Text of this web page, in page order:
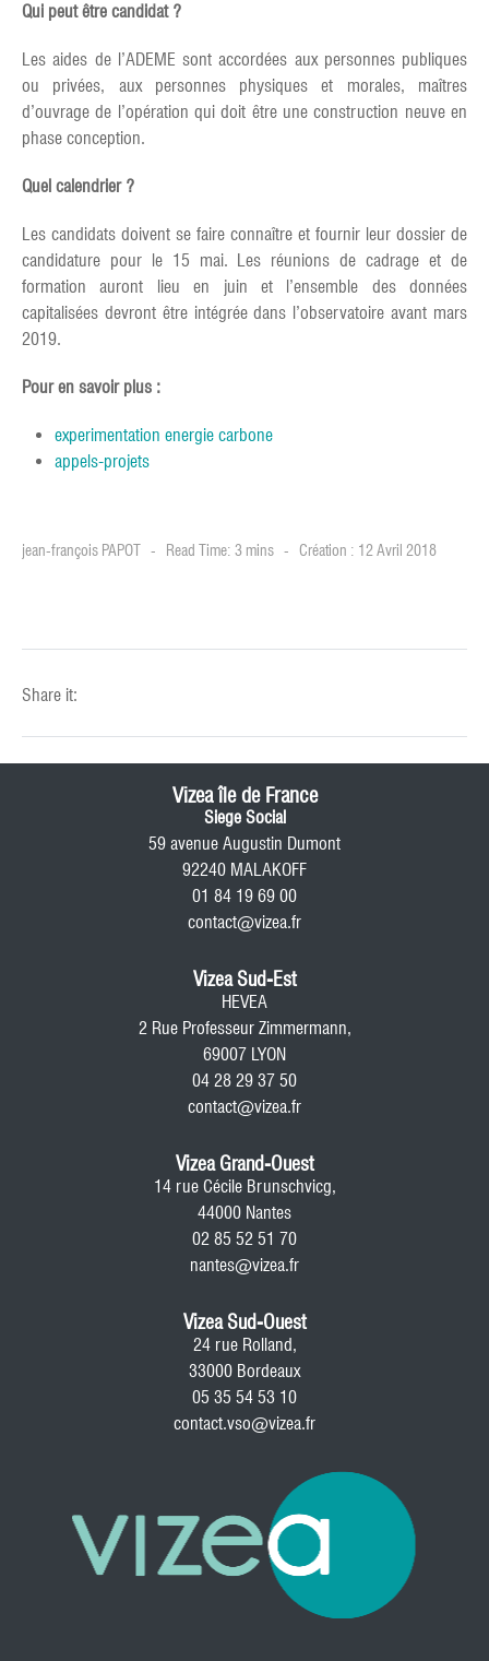
Qui peut être candidat ?
Les aides de l’ADEME sont accordées aux personnes publiques
ou privées, aux personnes physiques et morales, maîtres
d’ouvrage de l’opération qui doit être une construction neuve en
phase conception.
Quel calendrier ?
Les candidats doivent se faire connaître et fournir leur dossier de
candidature pour le 15 mai. Les réunions de cadrage et de
formation auront lieu en juin et l’ensemble des données
capitalisées devront être intégrée dans l’observatoire avant mars
2019.
Pour en savoir plus :
experimentation energie carbone
appels-projets
jean-françois PAPOT Read Time: 3 mins Création : 12 Avril 2018
Share it:
Vizea île de France
Siege Social
59 avenue Augustin Dumont
92240 MALAKOFF
01 84 19 69 00
contact@vizea.fr
Vizea Sud-Est
HEVEA
2 Rue Professeur Zimmermann,
69007 LYON
04 28 29 37 50
contact@vizea.fr
Vizea Grand-Ouest
14 rue Cécile Brunschvicg,
44000 Nantes
02 85 52 51 70
nantes@vizea.fr
Vizea Sud-Ouest
24 rue Rolland,
33000 Bordeaux
05 35 54 53 10
contact.vso@vizea.fr